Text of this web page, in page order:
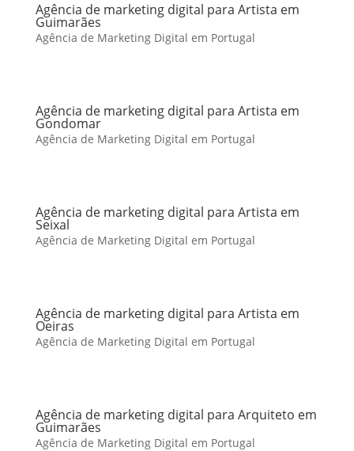
Agência de marketing digital para Artista em
Guimarães
Agência de Marketing Digital em Portugal
Agência de marketing digital para Artista em
Gondomar
Agência de Marketing Digital em Portugal
Agência de marketing digital para Artista em
Seixal
Agência de Marketing Digital em Portugal
Agência de marketing digital para Artista em
Oeiras
Agência de Marketing Digital em Portugal
Agência de marketing digital para Arquiteto em
Guimarães
Agência de Marketing Digital em Portugal